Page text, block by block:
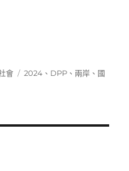
23] 國防部顧立雄發言像
會
標
2024 、 DPP 、 兩岸 、 國